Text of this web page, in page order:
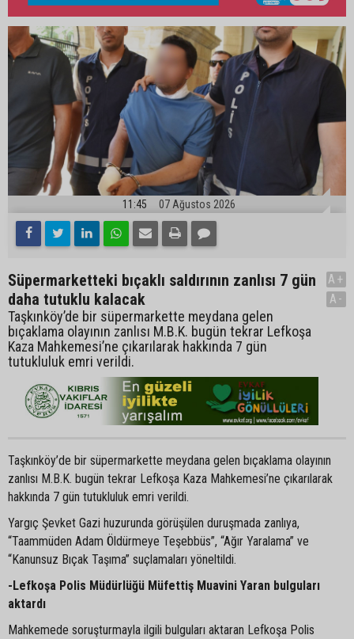
11:45 07 Ağustos 2026
Süpermarketteki bıçaklı saldırının zanlısı 7 gün
daha tutuklu kalacak
Taşkınköy’de bir süpermarkette meydana gelen
bıçaklama olayının zanlısı M.B.K. bugün tekrar Lefkoşa
Kaza Mahkemesi’ne çıkarılarak hakkında 7 gün
tutukluluk emri verildi.
A+
A-
Taşkınköy’de bir süpermarkette meydana gelen bıçaklama olayının
zanlısı M.B.K. bugün tekrar Lefkoşa Kaza Mahkemesi’ne çıkarılarak
hakkında 7 gün tutukluluk emri verildi.
Yargıç Şevket Gazi huzurunda görüşülen duruşmada zanlıya,
“Taammüden Adam Öldürmeye Teşebbüs”, “Ağır Yaralama” ve
“Kanunsuz Bıçak Taşıma” suçlamaları yöneltildi.
-Lefkoşa Polis Müdürlüğü Müfettiş Muavini Yaran bulguları
aktardı
Mahkemede soruşturmayla ilgili bulguları aktaran Lefkoşa Polis